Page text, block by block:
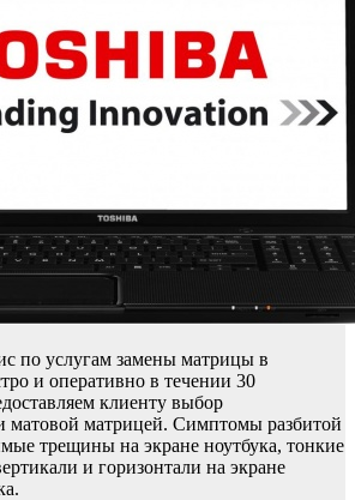
по услугам замены матрицы в
и оперативно в течении 30
клиенту выбор
матовой матрицей. Симптомы разбитой
трещины на экране ноутбука, тонкие
и горизонтали на экране